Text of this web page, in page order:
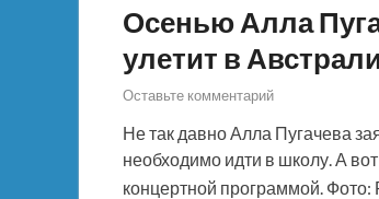
Осенью Алла
улетит в
Оставьте комментарий
Не так давно Алла Пугачева
необходимо идти в школу. А
концертной программой.